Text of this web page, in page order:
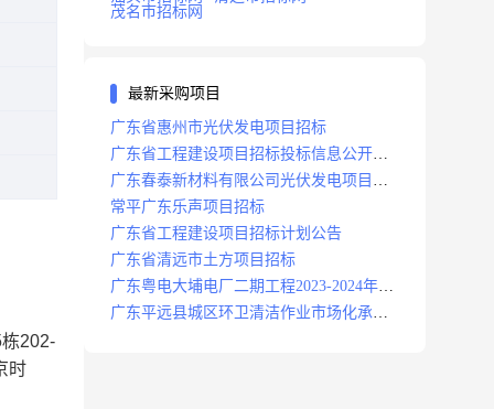
202-
时
茂名市招标网
最新采购项目
广东省惠州市光伏发电项目招标
广东省工程建设项目招标投标信息公开目
录
广东春泰新材料有限公司光伏发电项目招
标
常平广东乐声项目招标
广东省工程建设项目招标计划公告
广东省清远市土方项目招标
广东粤电大埔电厂二期工程2023-2024年度
安保服务项目招标公告
广东平远县城区环卫清洁作业市场化承包